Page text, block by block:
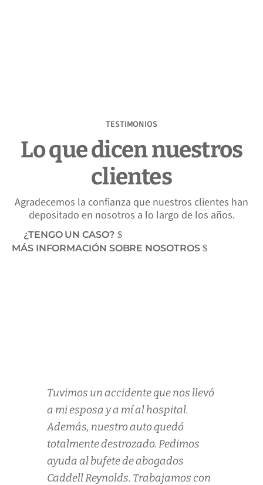
TESTIMONIOS
Lo que dicen nuestros
clientes
Agradecemos la confianza que nuestros clientes han
depositado en nosotros a lo largo de los años.
¿TENGO UN CASO?
MÁS INFORMACIÓN SOBRE NOSOTROS
Tuvimos un accidente que nos llevó
a mi esposa y a mí al hospital.
Además, nuestro auto quedó
totalmente destrozado. Pedimos
ayuda al bufete de abogados
Caddell Reynolds. Trabajamos con